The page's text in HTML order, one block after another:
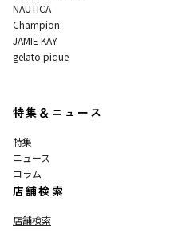
NAUTICA
Champion
JAMIE KAY
gelato pique
特集＆ニュース
特集
ニュース
コラム
店舗検索
店舗検索